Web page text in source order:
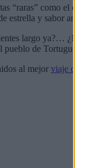
“raras” como el
estrella y sabor
largo ya?…
de Tortuguero?
al mejor viaje de